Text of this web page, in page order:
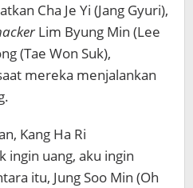
Cha Je Yi (Jang Gyuri),
Lim Byung Min (Lee
(Tae Won Suk),
mereka menjalankan
Kang Ha Ri
ingin uang, aku ingin
itu, Jung Soo Min (Oh